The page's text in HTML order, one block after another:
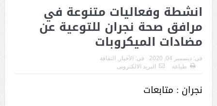
انشطة وفعاليات متنوعة في
مرافق صحة نجران للتوعية عن
مضادات الميكروبات
فى: ديسمبر 04, 2020 فى: الأخبار
الثقافة
طباعة
البريد الالكترونى
نجران : متابعات